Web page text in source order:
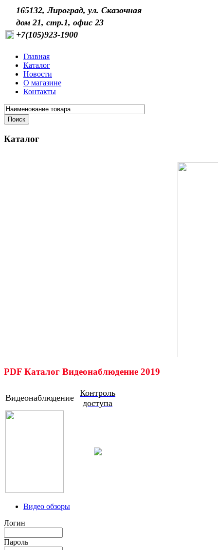
165132, Лироград, ул. Сказочная
дом 21, стр.1, офис 23
+7(105)923-1900
Главная
Каталог
Новости
О магазине
Контакты
Каталог
PDF Каталог Видеонаблюдение 2019
Видеонаблюдение Контроль
доступа
Видео обзоры
Логин
Пароль